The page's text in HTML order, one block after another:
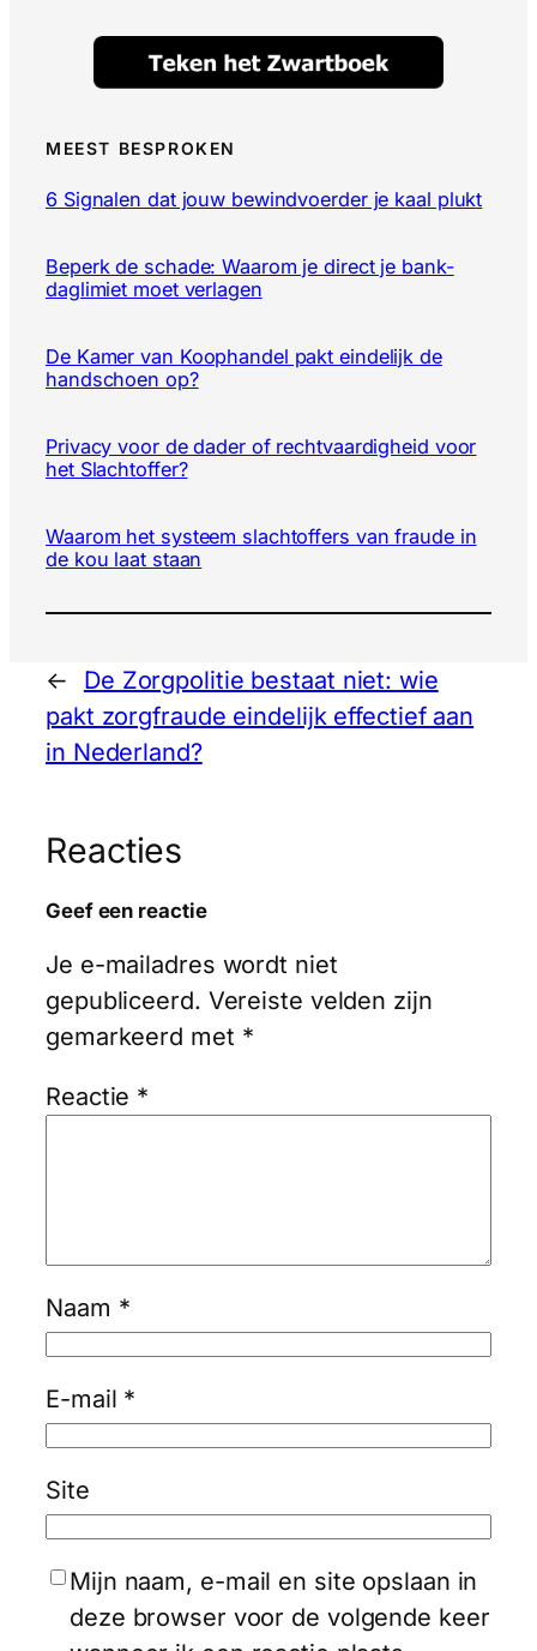
MEEST BESPROKEN
6 Signalen dat jouw bewindvoerder je kaal plukt
Beperk de schade: Waarom je direct je bank-
daglimiet moet verlagen
De Kamer van Koophandel pakt eindelijk de
handschoen op?
Privacy voor de dader of rechtvaardigheid voor
het Slachtoffer?
Waarom het systeem slachtoffers van fraude in
de kou laat staan
←
De Zorgpolitie bestaat niet: wie
pakt zorgfraude eindelijk effectief aan
in Nederland?
Reacties
Geef een reactie
Je e-mailadres wordt niet
gepubliceerd. Vereiste velden zijn
gemarkeerd met *
Reactie *
Naam *
E-mail *
Site
Mijn naam, e-mail en site opslaan in
deze browser voor de volgende keer